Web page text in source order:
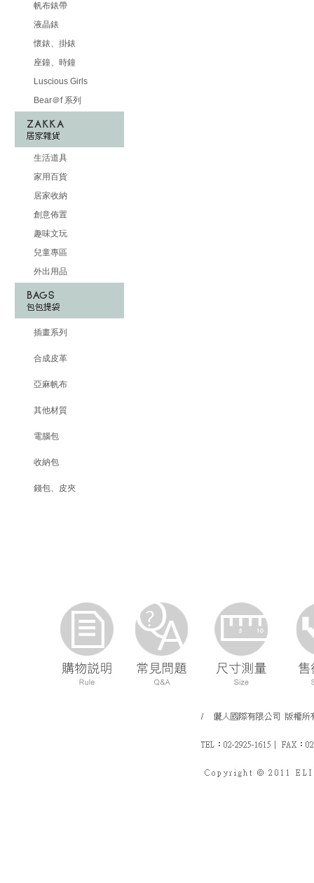
帆布錶帶
液晶錶
懷錶、掛錶
座鐘、時鐘
Luscious Girls
Bear＠f 系列
生活道具
家用百貨
居家收納
創意佈置
趣味文玩
兒童專區
外出用品
插畫系列
合成皮革
亞麻帆布
其他材質
電腦包
收納包
錢包、皮夾